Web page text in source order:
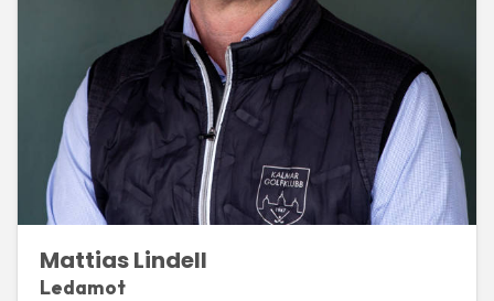
Mattias Lindell
Ledamot